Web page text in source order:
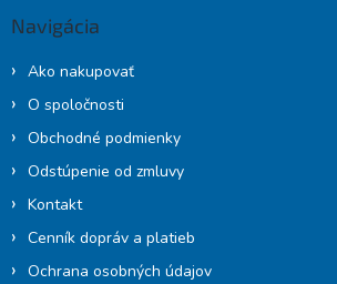
Navigácia
Ako nakupovať
O spoločnosti
Obchodné podmienky
Odstúpenie od zmluvy
Kontakt
Cenník dopráv a platieb
Ochrana osobných údajov